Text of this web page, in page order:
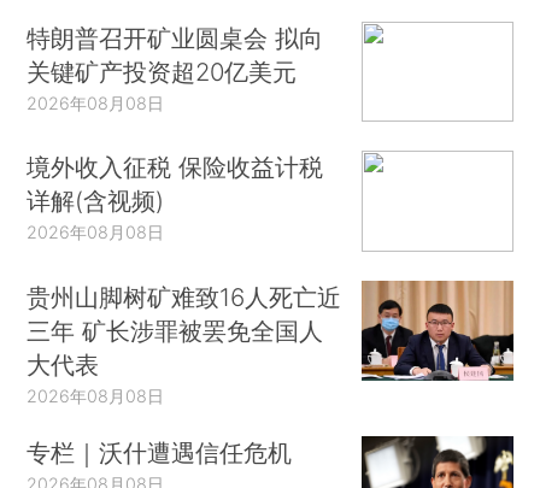
特朗普召开矿业圆桌会 拟向
关键矿产投资超20亿美元
2026年08月08日
境外收入征税 保险收益计税
详解(含视频)
2026年08月08日
贵州山脚树矿难致16人死亡近
三年 矿长涉罪被罢免全国人
大代表
2026年08月08日
专栏｜沃什遭遇信任危机